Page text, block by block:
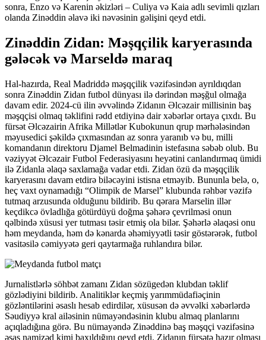
sonra, Enzo və Karenin əkizləri – Culiya və Kaia adlı sevimli qızları
olanda Zinəddin əlavə iki nəvəsinin gəlişini qeyd etdi.
Zinəddin Zidan: Məşqçilik karyerasında
gələcək və Marseldə maraq
Hal-hazırda, Real Madriddə məşqçilik vəzifəsindən ayrıldıqdan
sonra Zinəddin Zidan futbol dünyası ilə dərindən məşğul olmağa
davam edir. 2024-cü ilin əvvəlində Zidanın Əlcəzair millisinin baş
məşqçisi olmaq təklifini rədd etdiyinə dair xəbərlər ortaya çıxdı. Bu
fürsət Əlcəzairin Afrika Millətlər Kubokunun qrup mərhələsindən
məyusedici şəkildə çıxmasından az sonra yaranıb və bu, milli
komandanın direktoru Djamel Belmadinin istefasına səbəb olub. Bu
vəziyyət Əlcəzair Futbol Federasiyasını heyətini canlandırmaq ümidi
ilə Zidanla əlaqə saxlamağa vadar etdi. Zidan özü də məşqçilik
karyerasını davam etdirə biləcəyini istisna etməyib. Bununla belə, o,
heç vaxt oynamadığı “Olimpik de Marsel” klubunda rəhbər vəzifə
tutmaq arzusunda olduğunu bildirib. Bu qərara Marselin illər
keçdikcə övladlığa götürdüyü doğma şəhərə çevrilməsi onun
qəlbində xüsusi yer tutması təsir etmiş ola bilər. Şəhərlə əlaqəsi onu
həm meydanda, həm də kənarda əhəmiyyətli təsir göstərərək, futbol
vasitəsilə cəmiyyətə geri qaytarmağa ruhlandıra bilər.
Jurnalistlərlə söhbət zamanı Zidan sözügedən klubdan təklif
gözlədiyini bildirib. Analitiklər keçmiş yarımmüdafiəçinin
gözləntilərini əsaslı hesab edirdilər, xüsusən də əvvəlki xəbərlərdə
Səudiyyə kral ailəsinin nümayəndəsinin klubu almaq planlarını
açıqladığına görə. Bu nümayəndə Zinəddinə baş məşqçi vəzifəsinə
əsas namizəd kimi baxıldığını qeyd etdi. Zidanın fürsətə hazır olması